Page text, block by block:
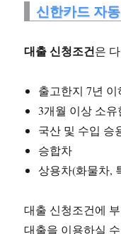
신한카드 자
대출 신청조건은
출고한지 7년
3개월 이상 소
국산 및 수입 승
승합차
상용차(화물차,
대출 신청조건에
대출을 이용하실